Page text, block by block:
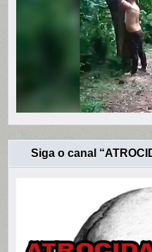
Siga o canal